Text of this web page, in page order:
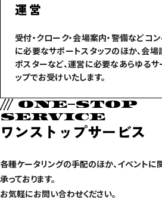
運営
受付・クローク・会場案内・警備などコ
に必要なサポートスタッフのほか、会場
ポスターなど、運営に必要なあらゆるサ
ップでお受けいたします。
/// ONE-STOP
SERVICE
ワンストップサービス
各種ケータリングの手配のほか、イベントに
承っております。
お気軽にお問い合わせください。